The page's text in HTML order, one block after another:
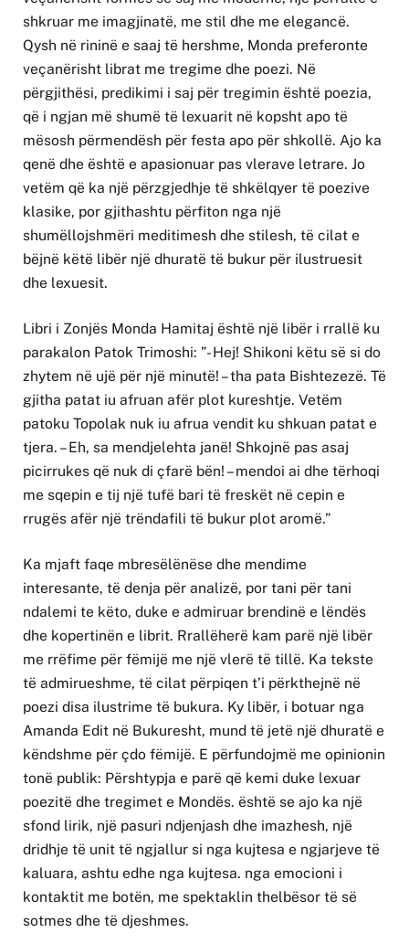
shkruar me imagjinatë, me stil dhe me elegancë.
Qysh në rininë e saaj të hershme, Monda preferonte
veçanërisht librat me tregime dhe poezi. Në
përgjithësi, predikimi i saj për tregimin është poezia,
që i ngjan më shumë të lexuarit në kopsht apo të
mësosh përmendësh për festa apo për shkollë. Ajo ka
qenë dhe është e apasionuar pas vlerave letrare. Jo
vetëm që ka një përzgjedhje të shkëlqyer të poezive
klasike, por gjithashtu përfiton nga një
shumëllojshmëri meditimesh dhe stilesh, të cilat e
bëjnë këtë libër një dhuratë të bukur për ilustruesit
dhe lexuesit.
Libri i Zonjës Monda Hamitaj është një libër i rrallë ku
parakalon Patok Trimoshi: ”- Hej! Shikoni këtu së si do
zhytem në ujë për një minutë! – tha pata Bishtezezë. Të
gjitha patat iu afruan afër plot kureshtje. Vetëm
patoku Topolak nuk iu afrua vendit ku shkuan patat e
tjera. – Eh, sa mendjelehta janë! Shkojnë pas asaj
picirrukes që nuk di çfarë bën! – mendoi ai dhe tërhoqi
me sqepin e tij një tufë bari të freskët në cepin e
rrugës afër një trëndafili të bukur plot aromë.”
Ka mjaft faqe mbresëlënëse dhe mendime
interesante, të denja për analizë, por tani për tani
ndalemi te këto, duke e admiruar brendinë e lëndës
dhe kopertinën e librit. Rrallëherë kam parë një libër
me rrëfime për fëmijë me një vlerë të tillë. Ka tekste
të admirueshme, të cilat përpiqen t’i përkthejnë në
poezi disa ilustrime të bukura. Ky libër, i botuar nga
Amanda Edit në Bukuresht, mund të jetë një dhuratë e
këndshme për çdo fëmijë. E përfundojmë me opinionin
tonë publik: Përshtypja e parë që kemi duke lexuar
poezitë dhe tregimet e Mondës. është se ajo ka një
sfond lirik, një pasuri ndjenjash dhe imazhesh, një
dridhje të unit të ngjallur si nga kujtesa e ngjarjeve të
kaluara, ashtu edhe nga kujtesa. nga emocioni i
kontaktit me botën, me spektaklin thelbësor të së
sotmes dhe të djeshmes.